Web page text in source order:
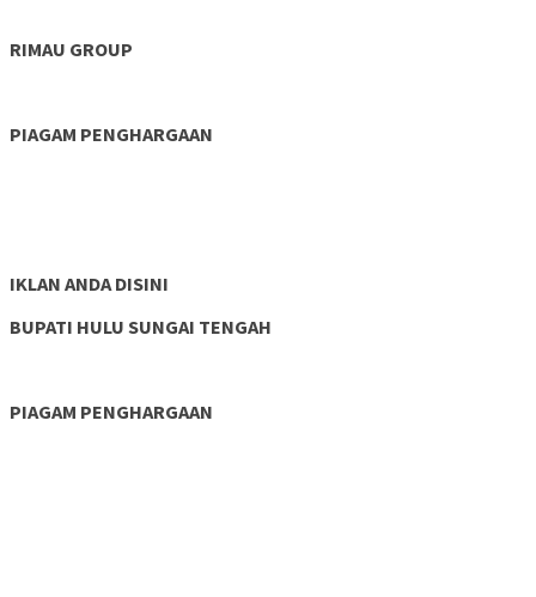
RIMAU GROUP
PIAGAM PENGHARGAAN
IKLAN ANDA DISINI
BUPATI HULU SUNGAI TENGAH
PIAGAM PENGHARGAAN